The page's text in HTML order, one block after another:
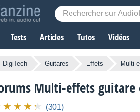
Tests Articles Tutos Vidéos
DigiTech Guitares Effets Multi-
Multi-effets guitare
(301)